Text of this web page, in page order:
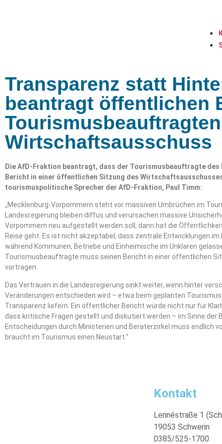
Transparenz statt
beantragt öffentlichen
Wirtschaftsausschuss
Die AfD-Fraktion beantragt, dass der Tourismusbeauftragte
Bericht in einer öffentlichen Sitzung des
tourismuspolitische Sprecher der AfD-Fraktion, Paul Timm:
„Mecklenburg-Vorpommern steht vor massiven Umbrüchen im
Landesregierung bleiben diffus und verursachen massive
Vorpommern neu aufgestellt werden soll, dann hat die
Reise geht. Es ist nicht akzeptabel, dass zentrale Entwicklungen
während Kommunen, Betriebe und Einheimische im Unklaren
Tourismusbeauftragte muss seinen Bericht in einer öffentlichen
vortragen.
Das Vertrauen in die Landesregierung sinkt weiter, wenn hinter
Veränderungen entschieden wird – etwa beim geplanten
Transparenz liefern. Ein öffentlicher Bericht würde nicht nur für
dass kritische Fragen gestellt und diskutiert werden – im Sinne der
Entscheidungen durch Ministerien und Beraterzirkel muss endlich
braucht im Tourismus einen Neustart.“
Kontakt
Lennéstraße 1
19053 Schwerin
0385/525-1700